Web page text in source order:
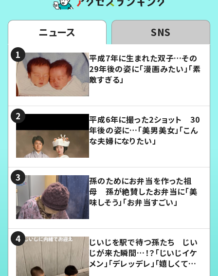
ニュース SNS
平成7年に生まれた双子…その
29年後の姿に「漫画みたい」「素
敵すぎる」
平成6年に撮った2ショット 30
年後の姿に…「美男美女」「こん
な夫婦になりたい」
孫のためにお弁当を作った祖
母 孫が絶賛したお弁当に「美
味しそう」「お弁当すごい」
じいじを駅で待つ孫たち じい
じが来た瞬間…！？「じいじイケ
メン」「デレッデレ」「嬉しくて可